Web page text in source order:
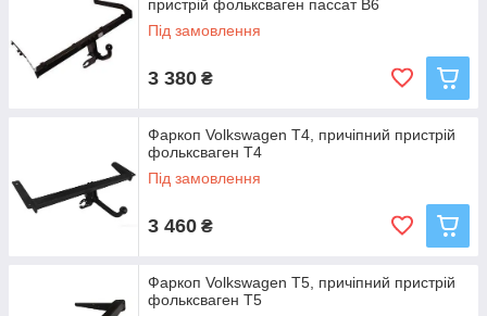
пристрій фольксваген пассат В6
Під замовлення
3 380 ₴
Фаркоп Volkswagen Т4, причіпний пристрій
фольксваген Т4
Під замовлення
3 460 ₴
Фаркоп Volkswagen Т5, причіпний пристрій
фольксваген Т5